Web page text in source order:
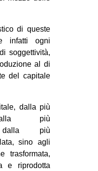
di queste
infatti ogni
soggettività,
al di
del capitale
dalla più
alla più
dalla più
sino agli
trasformata,
e riprodotta